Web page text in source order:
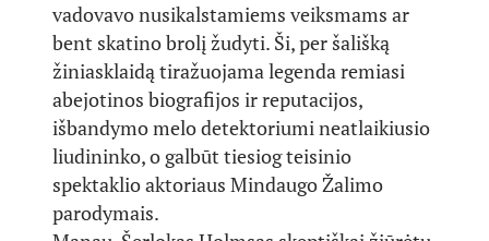
vadovavo nusikalstamiems veiksmams ar
bent skatino brolį žudyti. Ši, per šališką
žiniasklaidą tiražuojama legenda remiasi
abejotinos biografijos ir reputacijos,
išbandymo melo detektoriumi neatlaikiusio
liudininko, o galbūt tiesiog teisinio
spektaklio aktoriaus Mindaugo Žalimo
parodymais.